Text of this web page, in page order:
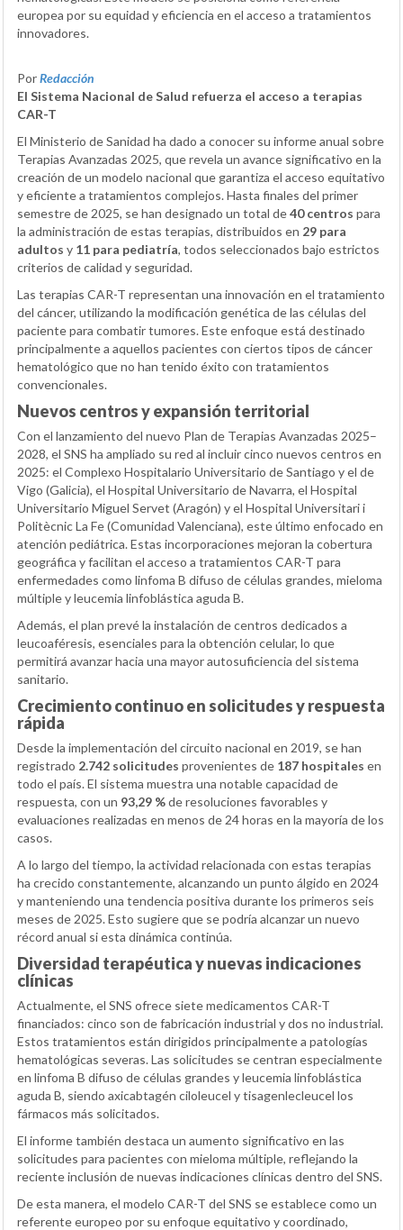
europea por su equidad y eficiencia en el acceso a tratamientos
innovadores.
PorRedacción
El Sistema Nacional de Salud refuerza el acceso a terapias
CAR-T
El Ministerio de Sanidad ha dado a conocer su informe anual sobre
Terapias Avanzadas 2025, que revela un avance significativo en la
creación de un modelo nacional que garantiza el acceso equitativo
y eficiente a tratamientos complejos. Hasta finales del primer
semestre de 2025, se han designado un total de40 centros para
la administración de estas terapias, distribuidos en 29 para
adultos y 11 para pediatría, todos seleccionados bajo estrictos
criterios de calidad y seguridad.
Las terapias CAR-T representan una innovación en el tratamiento
del cáncer, utilizando la modificación genética de las células del
paciente para combatir tumores. Este enfoque está destinado
principalmente a aquellos pacientes con ciertos tipos de cáncer
hematológico que no han tenido éxito con tratamientos
convencionales.
Nuevos centros y expansión territorial
Con el lanzamiento del nuevo Plan de Terapias Avanzadas 2025–
2028, el SNS ha ampliado su red al incluir cinco nuevos centros en
2025: el Complexo Hospitalario Universitario de Santiago y el de
Vigo (Galicia), el Hospital Universitario de Navarra, el Hospital
Universitario Miguel Servet (Aragón) y el Hospital Universitari i
Politècnic La Fe (Comunidad Valenciana), este último enfocado en
atención pediátrica. Estas incorporaciones mejoran la cobertura
geográfica y facilitan el acceso a tratamientos CAR-T para
enfermedades como linfoma B difuso de células grandes, mieloma
múltiple y leucemia linfoblástica aguda B.
Además, el plan prevé la instalación de centros dedicados a
leucoaféresis, esenciales para la obtención celular, lo que
permitirá avanzar hacia una mayor autosuficiencia del sistema
sanitario.
Crecimiento continuo en solicitudes y respuesta
rápida
Desde la implementación del circuito nacional en 2019, se han
registrado 2.742 solicitudes provenientes de 187 hospitales en
todo el país. El sistema muestra una notable capacidad de
respuesta, con un 93,29 %de resoluciones favorables y
evaluaciones realizadas en menos de 24 horas en la mayoría de los
casos.
A lo largo del tiempo, la actividad relacionada con estas terapias
ha crecido constantemente, alcanzando un punto álgido en 2024
y manteniendo una tendencia positiva durante los primeros seis
meses de 2025. Esto sugiere que se podría alcanzar un nuevo
récord anual si esta dinámica continúa.
Diversidad terapéutica y nuevas indicaciones
clínicas
Actualmente, el SNS ofrece siete medicamentos CAR-T
financiados: cinco son de fabricación industrial y dos no industrial.
Estos tratamientos están dirigidos principalmente a patologías
hematológicas severas. Las solicitudes se centran especialmente
en linfoma B difuso de células grandes y leucemia linfoblástica
aguda B, siendo axicabtagén ciloleucel y tisagenlecleucel los
fármacos más solicitados.
El informe también destaca un aumento significativo en las
solicitudes para pacientes con mieloma múltiple, reflejando la
reciente inclusión de nuevas indicaciones clínicas dentro del SNS.
De esta manera, el modelo CAR-T del SNS se establece como un
referente europeo por su enfoque equitativo y coordinado,